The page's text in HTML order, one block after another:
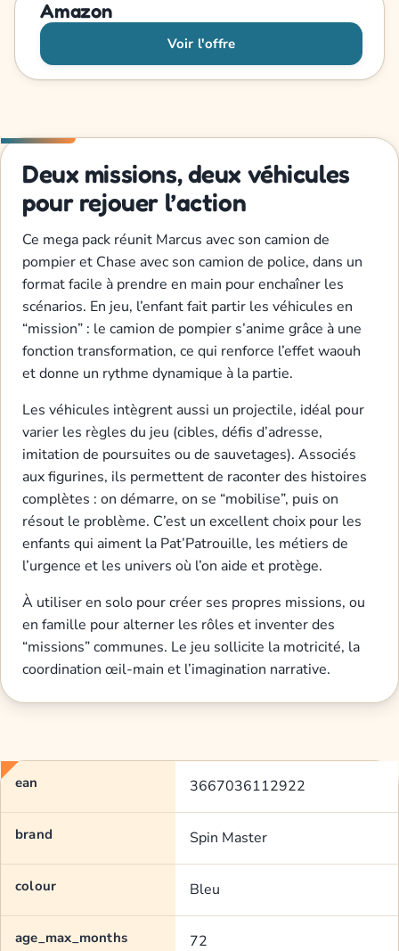
Amazon
Voir l'offre
Deux missions, deux véhicules
pour rejouer l’action
Ce mega pack réunit Marcus avec son camion de
pompier et Chase avec son camion de police, dans un
format facile à prendre en main pour enchaîner les
scénarios. En jeu, l’enfant fait partir les véhicules en
“mission” : le camion de pompier s’anime grâce à une
fonction transformation, ce qui renforce l’effet waouh
et donne un rythme dynamique à la partie.
Les véhicules intègrent aussi un projectile, idéal pour
varier les règles du jeu (cibles, défis d’adresse,
imitation de poursuites ou de sauvetages). Associés
aux figurines, ils permettent de raconter des histoires
complètes : on démarre, on se “mobilise”, puis on
résout le problème. C’est un excellent choix pour les
enfants qui aiment la Pat’Patrouille, les métiers de
l’urgence et les univers où l’on aide et protège.
À utiliser en solo pour créer ses propres missions, ou
en famille pour alterner les rôles et inventer des
“missions” communes. Le jeu sollicite la motricité, la
coordination œil-main et l’imagination narrative.
ean 3667036112922
brand Spin Master
colour Bleu
age_max_months 72